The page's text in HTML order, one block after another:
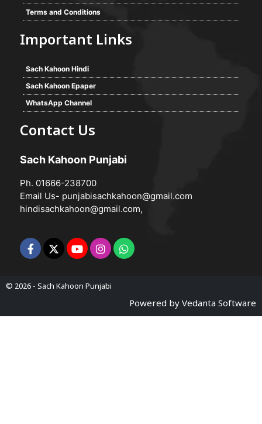
Terms and Conditions
Important Links
Sach Kahoon Hindi
Sach Kahoon Epaper
WhatsApp Channel
Contact Us
Sach Kahoon Punjabi
Ph. 01666-238700
Email Us- punjabisachkahoon@gmail.com
hindisachkahoon@gmail.com,
© 2026 - Sach Kahoon Punjabi
Powered by Vedanta Software